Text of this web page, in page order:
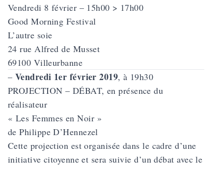
Vendredi 8 février – 15h00 > 17h00
Good Morning Festival
L’autre soie
24 rue Alfred de Musset
69100 Villeurbanne
– Vendredi 1er février 2019, à 19h30
PROJECTION – DÉBAT, en présence du
réalisateur
« Les Femmes en Noir »
de Philippe D’Hennezel
Cette projection est organisée dans le cadre d’une
initiative citoyenne et sera suivie d’un débat avec le